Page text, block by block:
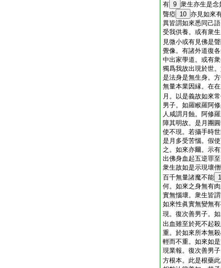
有 9 衆生亦生是念
聾瘂
10 亦見如來
異皆謂如來悉同己
受我供養。或有衆
見微小或有見佛是
覺像。有諸外道復
中出家學道。或有
獨爲我故出現於世
是法身是無生身。
無量本業因縁。在
月。以是義故如來
男子。如羅睺羅阿
人咸謂月蝕。阿修
障其明故。是月團
使不現。若攝手時
是月多受苦惱。假
之。如來亦爾。示
出佛身血起五逆罪
衆生故如是示現壞
百千無量諸魔不能
何。如來之身無有
實無惱壞。衆生皆
如來性眞實無變無
現。復次善男子。
出血雖至於死不起
重。於如來所本無
輕而不重。如來如
現業報。復次善男
方根本。此是根藥